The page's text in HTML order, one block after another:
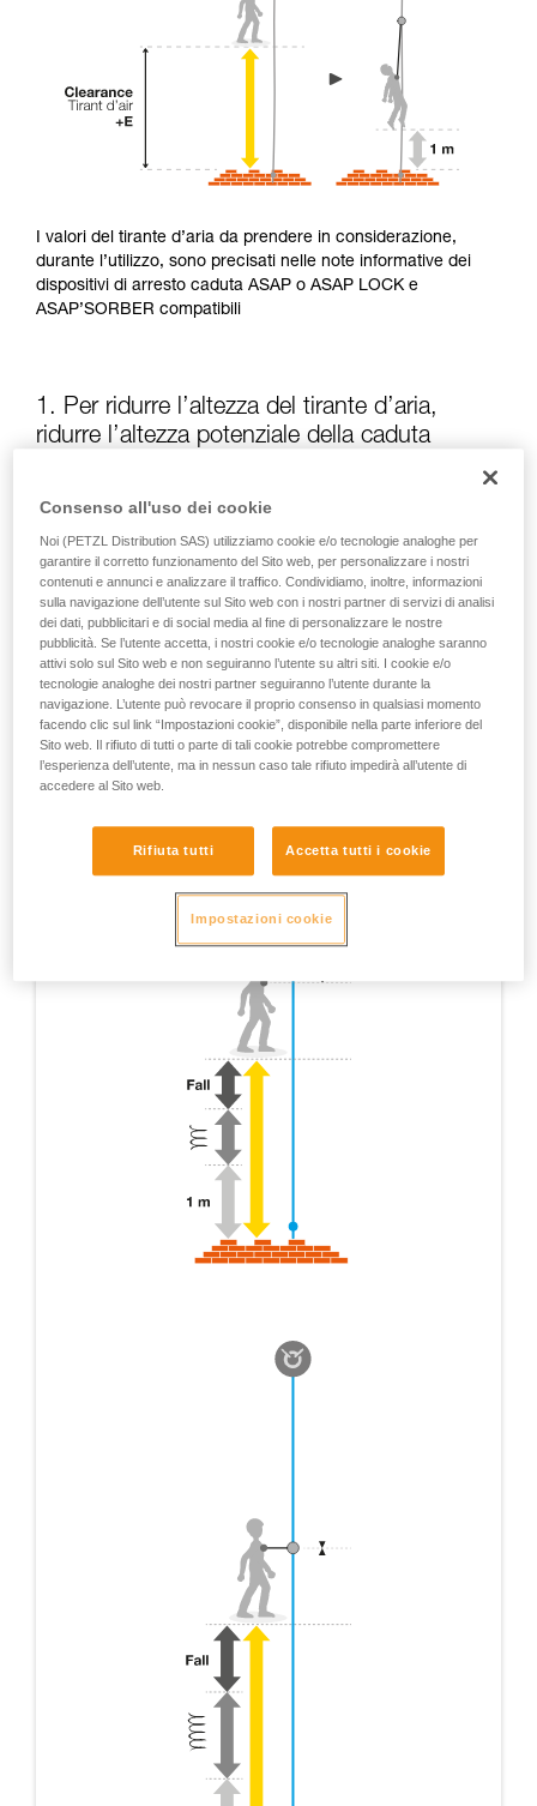
I valori del tirante d’aria da prendere in considerazione,
durante l’utilizzo, sono precisati nelle note informative dei
dispositivi di arresto caduta ASAP o ASAP LOCK e
ASAP’SORBER compatibili
1. Per ridurre l’altezza del tirante d’aria,
ridurre l’altezza potenziale della caduta
La posizione dell’ASAP o dell’ASAP LOCK, rispetto
sulla lunghezza dell’assorbitore di energia dopo lacerazione:
questi due elementi aumentano il tirante d’aria.
Tenere l’ASAP o l’ASAP LOCK il più possibile sopra il punto di
attacco dell’imbracatura
Consenso all'uso dei cookie
Noi (PETZL Distribution SAS) utilizziamo cookie e/o tecnologie analoghe per
garantire il corretto funzionamento del Sito web, per personalizzare i nostri
contenuti e annunci e analizzare il traffico. Condividiamo, inoltre, informazioni
sulla navigazione dell’utente sul Sito web con i nostri partner di servizi di analisi
dei dati, pubblicitari e di social media al fine di personalizzare le nostre
pubblicità. Se l’utente accetta, i nostri cookie e/o tecnologie analoghe saranno
attivi solo sul Sito web e non seguiranno l’utente su altri siti. I cookie e/o
tecnologie analoghe dei nostri partner seguiranno l’utente durante la
navigazione. L’utente può revocare il proprio consenso in qualsiasi momento
facendo clic sul link “Impostazioni cookie”, disponibile nella parte inferiore del
Sito web. Il rifiuto di tutti o parte di tali cookie potrebbe compromettere
l’esperienza dell’utente, ma in nessun caso tale rifiuto impedirà all’utente di
accedere al Sito web.
Rifiuta tutti Accetta tutti i cookie
Impostazioni cookie